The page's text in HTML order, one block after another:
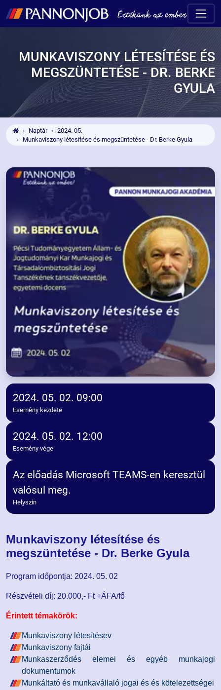
MUNKAVISZONY LÉTESÍTÉSE ÉS
MEGSZÜNTETÉSE - DR. BERKE
GYULA
Naptár
2024. 05.
Munkaviszony létesítése és megszüntetése - Dr. Berke Gyula
Munkaviszony létesítése és
megszüntetése - Dr. Berke Gyula
Program időpontja: 2024. 05. 02
Részvételi díj: 20.000,- Ft +ÁFA/fő
Érintett témakörök:
Munkaviszony létesítésev
Munkaviszony fajtái
Munkaszerződés elemei és egyéb munkajogi
dokumentumok
Munkáltató és munkavállaló jogai és és kötelezettségei
Esemény kezdete
2024. 05. 02. 09:00
Esemény vége
2024. 05. 02. 12:00
Helyszín
Az előadás Microsoft TEAMS-en keresztül
valósul meg.